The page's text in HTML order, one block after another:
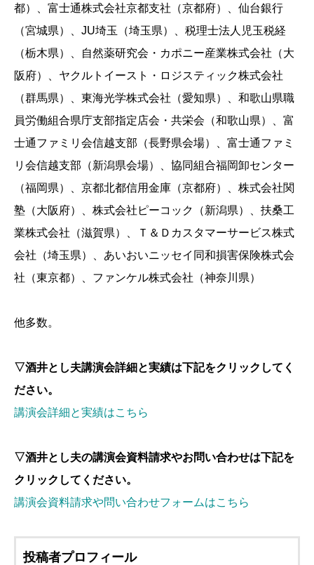
都）、富士通株式会社京都支社（京都府）、仙台銀行
（宮城県）、JU埼玉（埼玉県）、税理士法人児玉税経
（栃木県）、自然薬研究会・カポニー産業株式会社（大
阪府）、ヤクルトイースト・ロジスティック株式会社
（群馬県）、東海光学株式会社（愛知県）、和歌山県職
員労働組合県庁支部指定店会・共栄会（和歌山県）、富
士通ファミリ会信越支部（長野県会場）、富士通ファミ
リ会信越支部（新潟県会場）、協同組合福岡卸センター
（福岡県）、京都北都信用金庫（京都府）、株式会社関
塾（大阪府）、株式会社ピーコック（新潟県）、扶桑工
業株式会社（滋賀県）、Ｔ＆Ｄカスタマーサービス株式
会社（埼玉県）、あいおいニッセイ同和損害保険株式会
社（東京都）、ファンケル株式会社（神奈川県）
他多数。
▽酒井とし夫講演会詳細と実績は下記をクリックしてく
ださい。
講演会詳細と実績はこちら
▽酒井とし夫の講演会資料請求やお問い合わせは下記を
クリックしてください。
講演会資料請求や問い合わせフォームはこちら
投稿者プロフィール